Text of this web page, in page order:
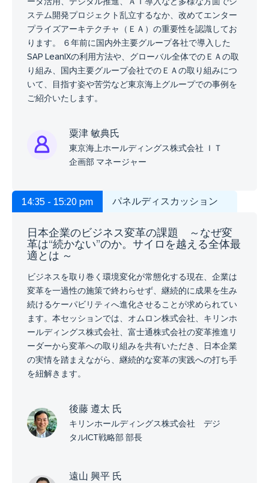
ステム開発プロジェクト乱立するなか、改めてエンター
プライズアーキテクチャ（ＥＡ）の重要性を認識してお
ります。 ６年前に国内外主要グループ各社で導入した
SAP LeanIXの利用方法や、グローバル全体でのＥＡの取
り組み、国内主要グループ会社でのＥＡの取り組みにつ
いて、目指す姿や苦労など東京海上グループでの事例を
ご紹介いたします。
粟津 敏典氏
東京海上ホールディングス株式会社 ＩＴ
企画部 マネージャー
14:35 - 15:20 pm パネルディスカッション
日本企業のビジネス変革の課題 ～なぜ変
革は“続かない”のか。サイロを越える全体最
適とは ～
ビジネスを取り巻く環境変化が常態化する現在、企業は
変革を一過性の施策で終わらせず、継続的に成果を生み
続けるケーパビリティへ進化させることが求められてい
ます。本セッションでは、オムロン株式会社、キリンホ
ールディングス株式会社、富士通株式会社の変革推進リ
ーダーから変革への取り組みを共有いただき、日本企業
の実情を踏まえながら、継続的な変革の実践への打ち手
を紐解きます。
後藤 遵太 氏
キリンホールディングス株式会社 デジ
タルICT戦略部 部長
遠山 興平 氏